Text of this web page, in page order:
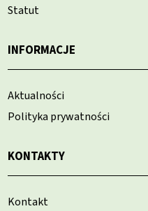
Statut
INFORMACJE
Aktualności
Polityka prywatności
KONTAKTY
Kontakt